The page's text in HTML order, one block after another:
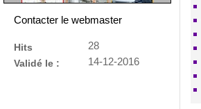
Contacter le webmaster
Hits
28
Validé le :
14-12-2016